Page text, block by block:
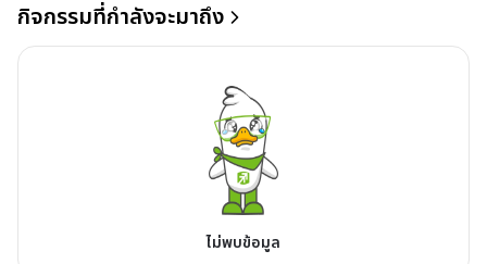
กิจกรรมที่กำลังจะมาถึง
ไม่พบข้อมูล